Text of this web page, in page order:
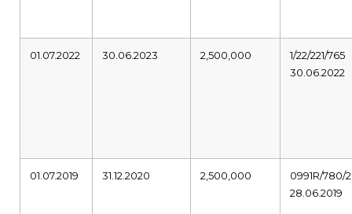
01.07.2022 30.06.2023 2,500,000
1/22/221/765
30.06.2022
01.07.2019 31.12.2020 2,500,000
0991R/780/
28.06.2019